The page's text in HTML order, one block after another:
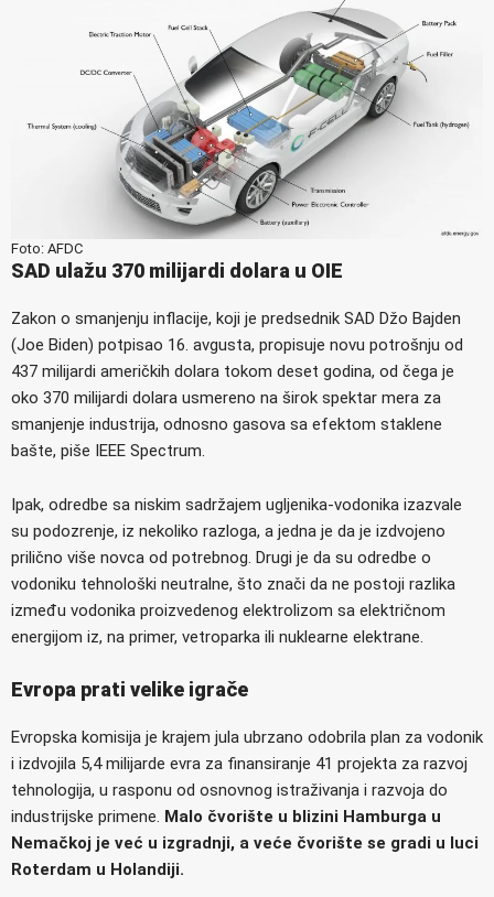
Foto: AFDC
SAD ulažu 370 milijardi dolara u OIE
Zakon o smanjenju inflacije, koji je predsednik SAD Džo Bajden
(Joe Biden) potpisao 16. avgusta, propisuje novu potrošnju od
437 milijardi američkih dolara tokom deset godina, od čega je
oko 370 milijardi dolara usmereno na širok spektar mera za
smanjenje industrija, odnosno gasova sa efektom staklene
bašte, piše IEEE Spectrum.
Ipak, odredbe sa niskim sadržajem ugljenika-vodonika izazvale
su podozrenje, iz nekoliko razloga, a jedna je da je izdvojeno
prilično više novca od potrebnog. Drugi je da su odredbe o
vodoniku tehnološki neutralne, što znači da ne postoji razlika
između vodonika proizvedenog elektrolizom sa električnom
energijom iz, na primer, vetroparka ili nuklearne elektrane.
Evropa prati velike igrače
Evropska komisija je krajem jula ubrzano odobrila plan za vodonik
i izdvojila 5,4 milijarde evra za finansiranje 41 projekta za razvoj
tehnologija, u rasponu od osnovnog istraživanja i razvoja do
industrijske primene. Malo čvorište u blizini Hamburga u
Nemačkoj je već u izgradnji, a veće čvorište se gradi u luci
Roterdam u Holandiji.